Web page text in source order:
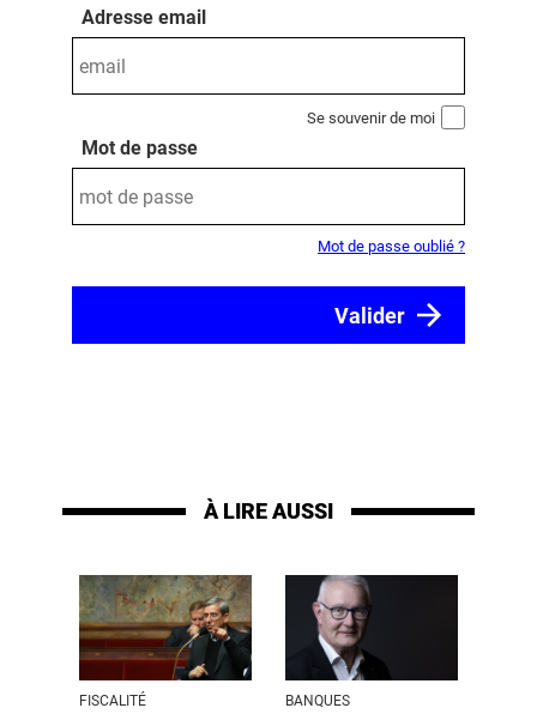
Adresse email
Se souvenir de moi
Mot de passe
Mot de passe oublié ?
À LIRE AUSSI
FISCALITÉ BANQUES